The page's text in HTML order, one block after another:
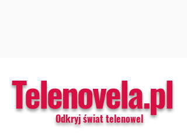
Telenovela.pl
Odkryj świat telenowel